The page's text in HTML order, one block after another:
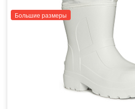
Большие размеры